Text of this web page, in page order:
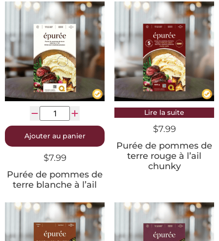
Purée de pommes de
terre blanche à l’ail
$7.99
Ajouter au panier
Purée de pommes de
terre rouge à l’ail
chunky
$7.99
Lire la suite